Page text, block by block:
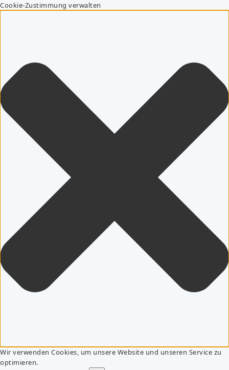
Cookie-Zustimmung verwalten
Wir verwenden Cookies, um unsere Website und unseren Service zu
optimieren.